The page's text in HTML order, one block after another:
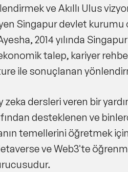
ve Akıllı Ulus
Singapur devlet
2014 yılında Singapur
talep, kariyer
ile sonuçlanan
dersleri veren bir
desteklenen ve
temellerini öğretmek
ve Web3'te